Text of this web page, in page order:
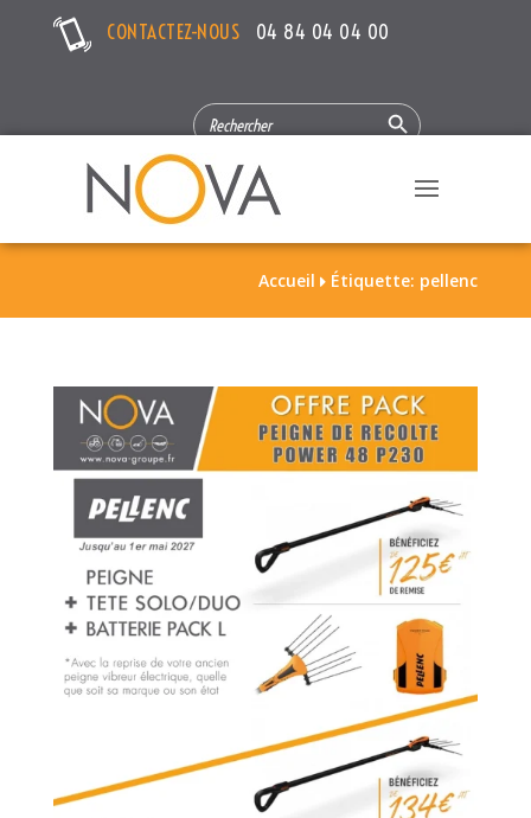
CONTACTEZ-NOUS 04 84 04 04 00
SEARCH
FOR:
Search Button
Accueil  Étiquette: pellenc